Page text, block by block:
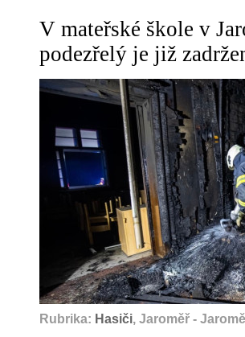
V mateřské škole v
podezřelý je již
Rubrika: Hasiči, Jaroměř -